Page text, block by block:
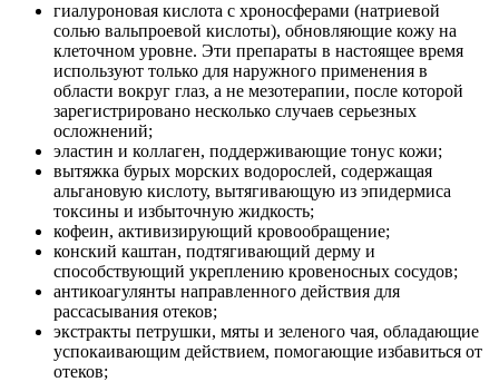
гиалуроновая кислота с хроносферами (натриевой
солью вальпроевой кислоты), обновляющие кожу на
клеточном уровне. Эти препараты в настоящее время
используют только для наружного применения в
области вокруг глаз, а не мезотерапии, после которой
зарегистрировано несколько случаев серьезных
осложнений;
эластин и коллаген, поддерживающие тонус кожи;
вытяжка бурых морских водорослей, содержащая
альгановую кислоту, вытягивающую из эпидермиса
токсины и избыточную жидкость;
кофеин, активизирующий кровообращение;
конский каштан, подтягивающий дерму и
способствующий укреплению кровеносных сосудов;
антикоагулянты направленного действия для
рассасывания отеков;
экстракты петрушки, мяты и зеленого чая, обладающие
успокаивающим действием, помогающие избавиться от
отеков;